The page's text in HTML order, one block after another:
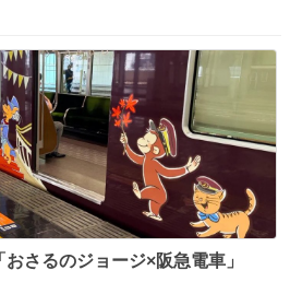
さるのジョージ×阪急電車」